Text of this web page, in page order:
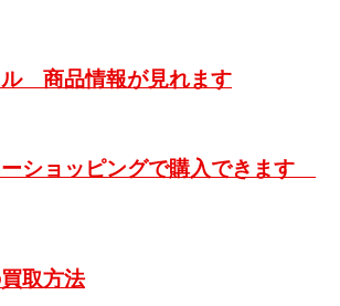
ル 商品情報が見れます
ショッピングで購入できます
取方法